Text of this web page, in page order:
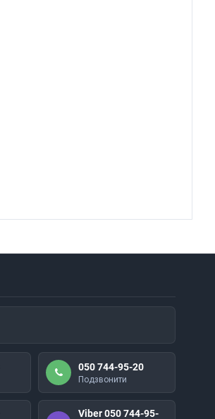
050 744-95-20
Подзвонити
Viber 050 744-95-